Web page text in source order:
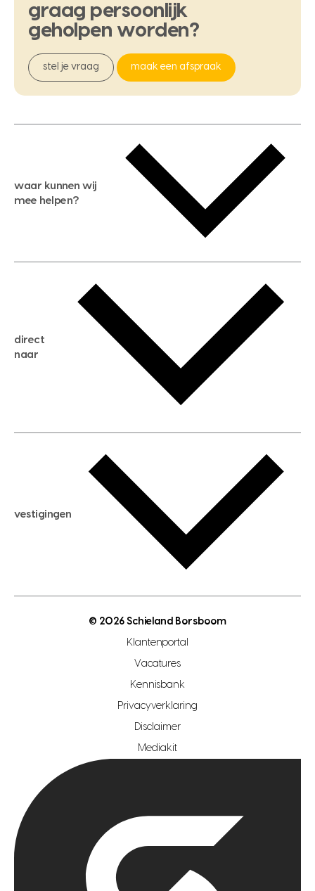
graag persoonlijk
geholpen worden?
stel je vraag maak een afspraak
waar kunnen wij
mee helpen?
gratis zoekservice
huis verkopen
huis kopen
aankoopadvies
verkoopadvies
hypotheekadvies
direct
naar
hypotheek berekenen
maximale hypotheek berekenen
hypotheek bespaarcheck
gratis zoekprofiel aanmaken
open woningwaarde dag
vestigingen
makelaar regio zoetermeer
hypotheekshop regio den haag
hypotheekshop regio rotterdam
© 2026 Schieland Borsboom
Klantenportal
Vacatures
Kennisbank
Privacyverklaring
Disclaimer
Mediakit